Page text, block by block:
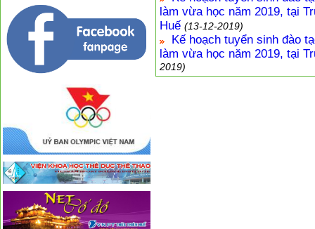
làm vừa học năm 2019, tại
Huế (13-12-2019)
Kế hoạch tuyển sinh đào
làm vừa học năm 2019, tại
2019)